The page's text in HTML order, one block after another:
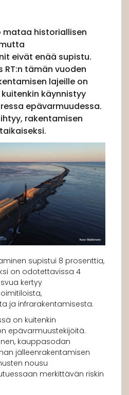
historiallisen
eivät enää supistu.
RT:n tämän vuoden
lajeille on
käynnistyy
epävarmuudessa.
rakentamisen
supistui 8 prosenttia,
on odotettavissa 4
kertyy
ja infrarakentamisesta.
on kuitenkin
epävarmuustekijöitä.
kauppasodan
jälleenrakentamisen
nousu
merkittävän riskin